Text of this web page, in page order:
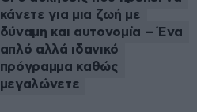
κάνετε για μια ζωή με
δύναμη και αυτονομία – Ένα
απλό αλλά ιδανικό
πρόγραμμα καθώς
μεγαλώνετε